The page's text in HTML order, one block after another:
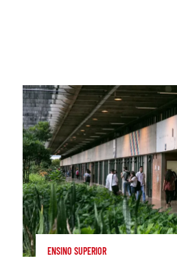
ENSINO SUPERIOR